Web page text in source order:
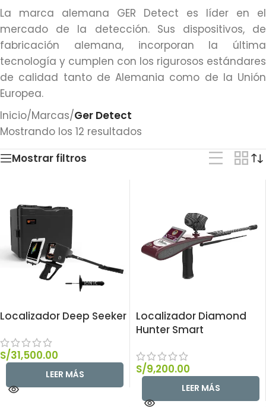
La marca alemana GER Detect es líder en el
mercado de la detección. Sus dispositivos, de
fabricación alemana, incorporan la última
tecnología y cumplen con los rigurosos estándares
de calidad tanto de Alemania como de la Unión
Europea.
Inicio/Marcas/Ger Detect
Mostrando los 12 resultados
Mostrar filtros
Localizador Deep Seeker
S/31,500.00
LEER MÁS
Localizador Diamond
Hunter Smart
S/9,200.00
LEER MÁS